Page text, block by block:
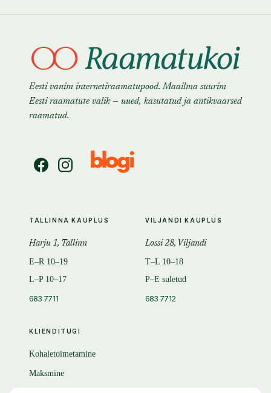
Eesti vanim internetiraamatupood. Maailma suurim
Eesti raamatute valik — uued, kasutatud ja antikvaarsed
raamatud.
KLIENDITUGI
Kohaletoimetamine
Maksmine
TALLINNA KAUPLUS
Harju 1, Tallinn
E–R 10–19
L–P 10–17
683 7711
VILJANDI KAUPLUS
Lossi 28, Viljandi
T–L 10–18
P–E suletud
683 7712